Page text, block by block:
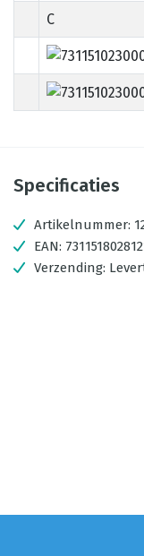
C
Specificaties
Artikelnummer:
EAN:
Verzending: